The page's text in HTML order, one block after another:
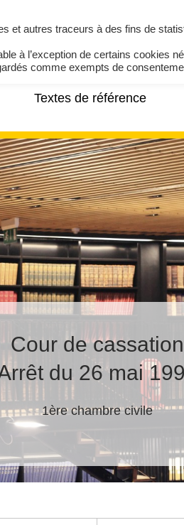
Textes de référence
Cour de cassation
du 26 mai
1ère chambre civile
et autres traceurs à des fins de
à l’exception de certains cookies
comme exempts de